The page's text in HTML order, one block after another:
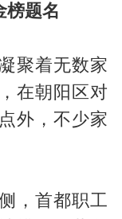
榜题名
聚着无数家
在朝阳区对
外，不少家
，首都职工